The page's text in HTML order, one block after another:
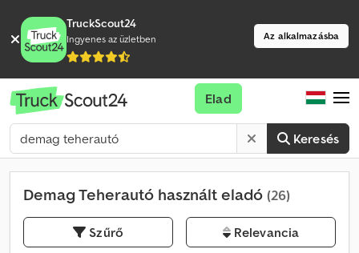
TruckScout24
Ingyenes az üzletben Az alkalmazásba
Keresés
Elad
Demag Teherautó használt eladó (26)
Szűrő Relevancia